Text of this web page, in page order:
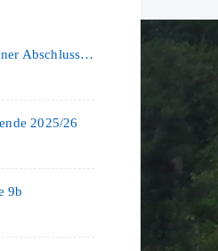
Schulfest am HSG: Gelungener Abschluss eines ereignisreichen Schuljahres
2025/26
9b